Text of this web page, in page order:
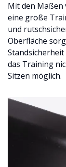
Mit den Maßen
eine große
und
Oberfläche
das Training
Sitzen möglich.